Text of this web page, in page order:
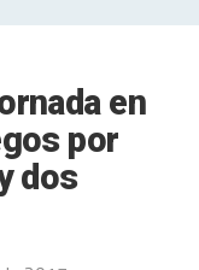
en
por
dos